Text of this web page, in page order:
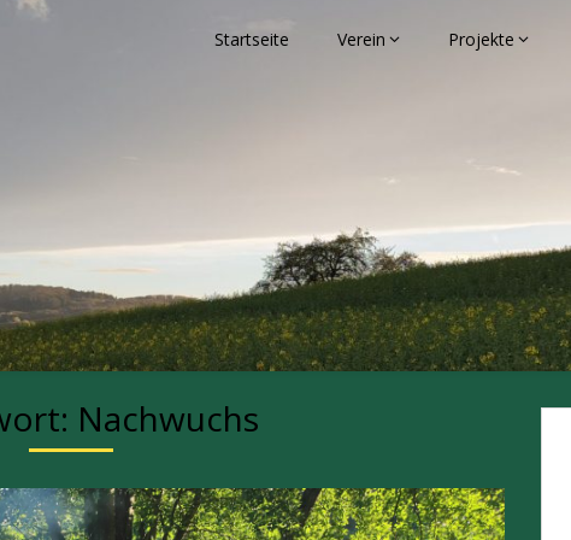
Startseite Verein Projekte
Nachwuchs